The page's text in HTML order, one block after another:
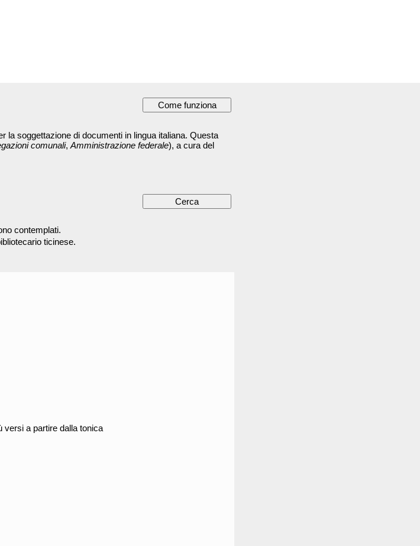
la soggettazione di documenti in lingua italiana. Questa
comunali, Amministrazione federale), a cura del
contemplati.
ticinese.
versi a partire dalla tonica